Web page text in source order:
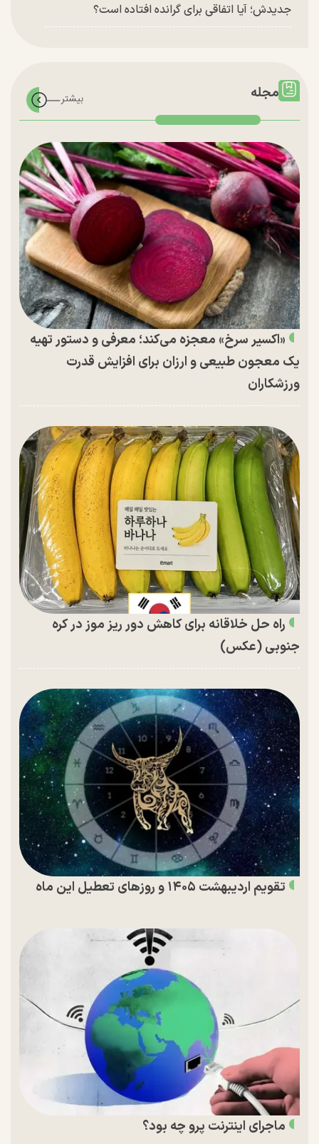
جدیدش؛ آیا اتفاقی برای گرانده افتاده است؟
مجله
«اکسیر سرخ» معجزه می‌کند؛ معرفی و دستور تهیه
یک معجون طبیعی و ارزان برای افزایش قدرت
ورزشکاران
راه حل خلاقانه برای کاهش دور ریز موز در کره
جنوبی (عکس)
تقویم اردیبهشت ۱۴۰۵ و روز‌های تعطیل این ماه
ماجرای اینترنت پرو چه بود؟